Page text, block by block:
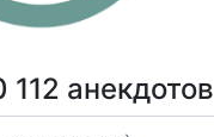
112 анекдотов